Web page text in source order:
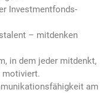
Investmentfonds-
– mitdenken
in dem jeder mitdenkt,
motiviert.
am